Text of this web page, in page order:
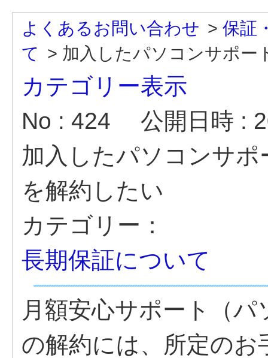
よくあるお問い合わせ > 保証
て > 加入したパソコンサポー
カテゴリー表示
No : 424
公開日時 :
加入したパソコンサ
を解約したい
カテゴリー：
長期保証について
月額安心サポート（
の解約には、所定の